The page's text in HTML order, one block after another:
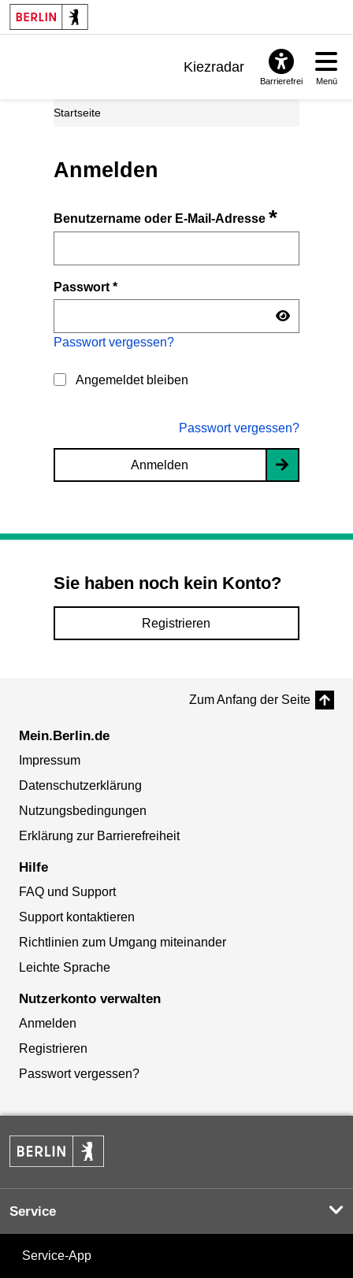
Kiezradar
Barrierefrei Menü
Startseite
Anmelden
Benutzername oder E-Mail-Adresse*
Passwort*
Passwort vergessen?
Angemeldet bleiben
Passwort vergessen?
Anmelden
Sie haben noch kein Konto?
Registrieren
Zum Anfang der Seite
Mein.Berlin.de
Impressum
Datenschutzerklärung
Nutzungsbedingungen
Erklärung zur Barrierefreiheit
Hilfe
FAQ und Support
Support kontaktieren
Richtlinien zum Umgang miteinander
Leichte Sprache
Nutzerkonto verwalten
Anmelden
Registrieren
Passwort vergessen?
Service
Service-App